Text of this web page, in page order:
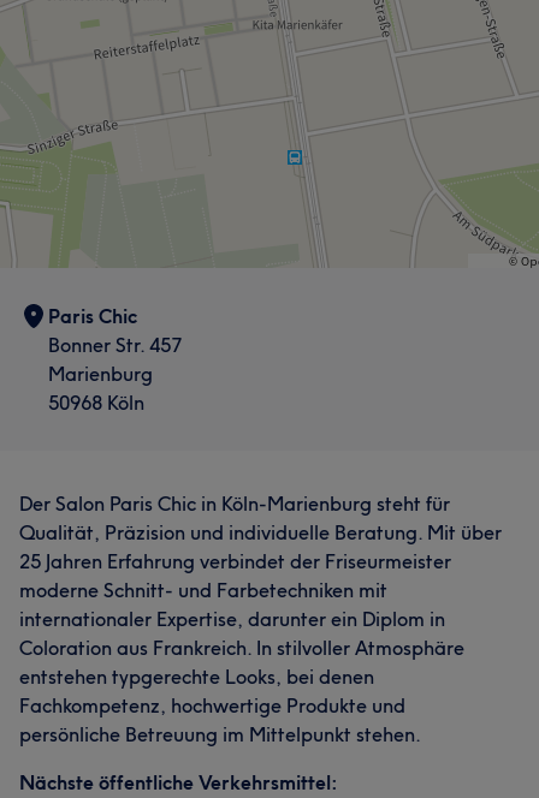
Paris Chic
Bonner Str. 457
Marienburg
50968 Köln
Der Salon Paris Chic in Köln-Marienburg steht für
Qualität, Präzision und individuelle Beratung. Mit über
25 Jahren Erfahrung verbindet der Friseurmeister
moderne Schnitt- und Farbetechniken mit
internationaler Expertise, darunter ein Diplom in
Coloration aus Frankreich. In stilvoller Atmosphäre
entstehen typgerechte Looks, bei denen
Fachkompetenz, hochwertige Produkte und
persönliche Betreuung im Mittelpunkt stehen.
Nächste öffentliche Verkehrsmittel: